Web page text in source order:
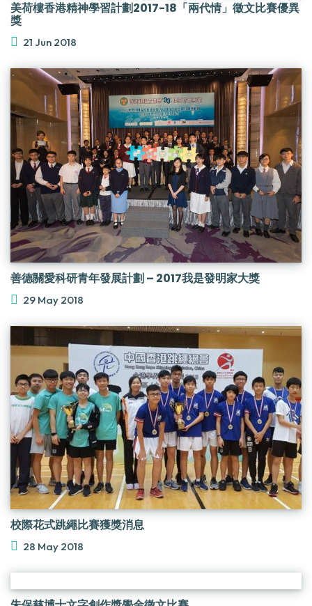
美荷樓香港精神學習計劃2017-18「兩代情」徵文比賽優異
獎
21 Jun 2018
善德關愛科研青年發展計劃 – 2017我是發明家大獎
29 May 2018
校際花式跳繩比賽獲獎消息
28 May 2018